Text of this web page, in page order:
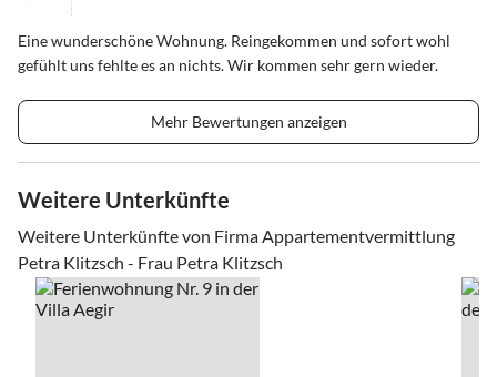
Eine wunderschöne Wohnung. Reingekommen und sofort wohl
gefühlt uns fehlte es an nichts. Wir kommen sehr gern wieder.
Mehr Bewertungen anzeigen
Weitere Unterkünfte
Weitere Unterkünfte von Firma Appartementvermittlung
Petra Klitzsch - Frau Petra Klitzsch